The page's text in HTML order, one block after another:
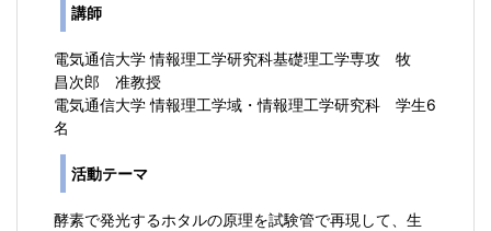
講師
電気通信大学 情報理工学研究科基礎理工学専攻 牧
昌次郎 准教授
電気通信大学 情報理工学域・情報理工学研究科 学生6
名
活動テーマ
酵素で発光するホタルの原理を試験管で再現して、生